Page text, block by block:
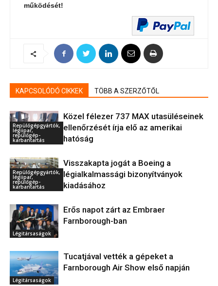
működését!
KAPCSOLÓDÓ CIKKEK TÖBB A SZERZŐTŐL
Repülőgépgyártók,
légiipar,
repülőgép-
karbantartás
Közel félezer 737 MAX utasüléseinek
ellenőrzését írja elő az amerikai
hatóság
Repülőgépgyártók,
légiipar,
repülőgép-
karbantartás
Visszakapta jogát a Boeing a
légialkalmassági bizonyítványok
kiadásához
Légitársaságok
Erős napot zárt az Embraer
Farnborough-ban
Légitársaságok
Tucatjával vették a gépeket a
Farnborough Air Show első napján